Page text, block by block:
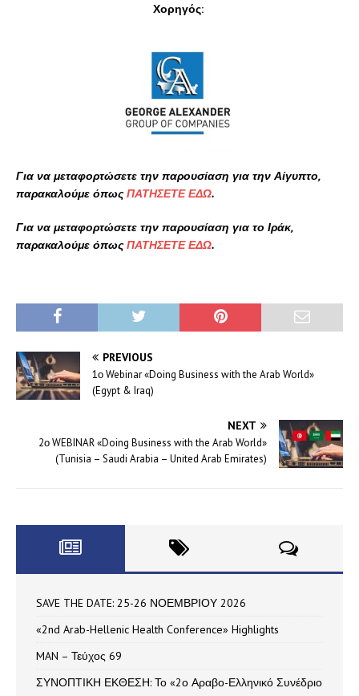
Χορηγός:
Για να μεταφορτώσετε την παρουσίαση για την Αίγυπτο,
παρακαλούμε όπωςΠΑΤΗΣΕΤΕ ΕΔΩ.
Για να μεταφορτώσετε την παρουσίαση για το Ιράκ,
παρακαλούμε όπωςΠΑΤΗΣΕΤΕ ΕΔΩ.
PREVIOUS
1ο Webinar «Doing Business with the Arab World»
(Egypt & Iraq)
NEXT
2ο WEBINAR «Doing Business with the Arab World»
(Tunisia – Saudi Arabia – United Arab Emirates)
SAVE THE DATE: 25-26 ΝΟΕΜΒΡΙΟΥ 2026
«2nd Arab-Hellenic Health Conference» Highlights
MAN – Τεύχος 69
ΣΥΝΟΠΤΙΚΗ ΕΚΘΕΣΗ: Το «2ο Αραβο-Ελληνικό Συνέδριο